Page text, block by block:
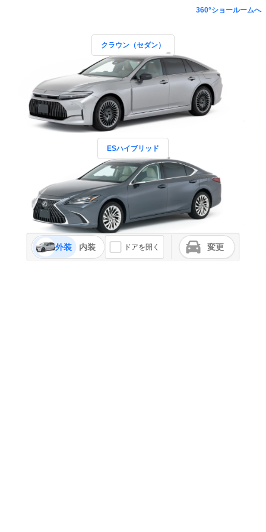
360°ショールームへ
クラウン（セダン）
ESハイブリッド
外装 内装 ドアを開く 変更